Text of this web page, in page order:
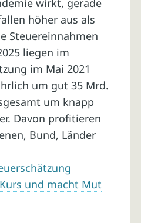
wirkt, gerade
höher aus als
Steuereinnahmen
liegen im
im Mai 2021
um gut 35 Mrd.
um knapp
Davon profitieren
Bund, Länder
und macht Mut